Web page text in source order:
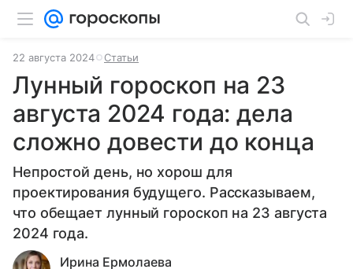
22 августа 2024 Статьи
Лунный гороскоп на 23
августа 2024 года: дела
сложно довести до конца
Непростой день, но хорош для
проектирования будущего. Рассказываем,
что обещает лунный гороскоп на 23 августа
2024 года.
Ирина Ермолаева